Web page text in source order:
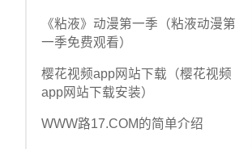
《粘液》动漫第一季（粘液动漫第
一季免费观看）
樱花视频app网站下载（樱花视频
app网站下载安装）
WWW路17.COM的简单介绍